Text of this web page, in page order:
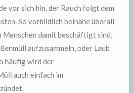
vor sich hin, der Rauch folgt dem
So vorbildlich beinahe überall
Menschen damit beschäftigt sind,
aufzusammeln, oder Laub
häufig wird der
auch einfach im